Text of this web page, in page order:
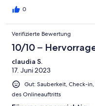
0
Verifizierte Bewertung
10/10 –
claudia S.
17. Juni 2023
Gut: Sauberkeit, Check-
des Onlineauftritts